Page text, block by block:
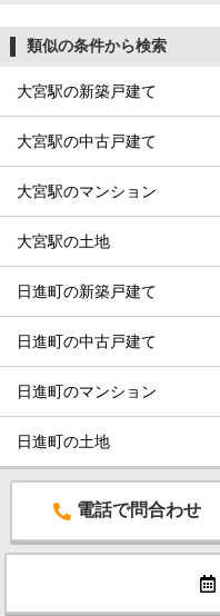
類似の条件から検索
大宮駅の新築戸建て
大宮駅の中古戸建て
大宮駅のマンション
大宮駅の土地
日進町の新築戸建て
日進町の中古戸建て
日進町のマンション
日進町の土地
電話で問合わせ